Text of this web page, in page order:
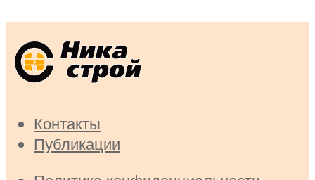
Контакты
Публикации